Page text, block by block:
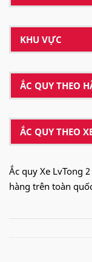
KHU VỰC
ẮC QUY THEO
ẮC QUY THEO
Ắc quy Xe LvTong
hàng trên toàn